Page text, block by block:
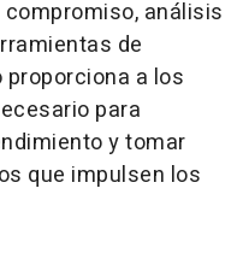
análisis
de
a los
para
y tomar
que impulsen los